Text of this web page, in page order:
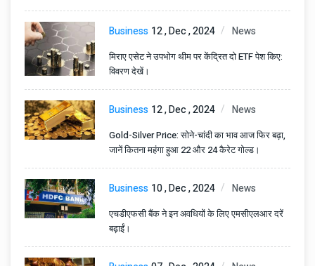
Business 12 , Dec , 2024 News
मिराए एसेट ने उपभोग थीम पर केंद्रित दो ETF पेश किए:
विवरण देखें।
Business 12 , Dec , 2024 News
Gold-Silver Price: सोने-चांदी का भाव आज फिर बढ़ा,
जानें कितना महंगा हुआ 22 और 24 कैरेट गोल्ड।
Business 10 , Dec , 2024 News
एचडीएफसी बैंक ने इन अवधियों के लिए एमसीएलआर दरें
बढ़ाईं।